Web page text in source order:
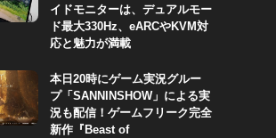
イドモニターは、デュアルモー
ド最大330Hz、eARCやKVM対
応と魅力が満載
本日20時にゲーム実況グルー
プ「SANNINSHOW」による実
況も配信！ゲームフリーク完全
新作『Beast of